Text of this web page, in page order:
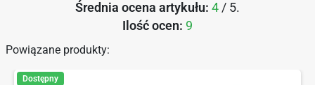
Średnia ocena artykułu: 4 / 5.
Ilość ocen: 9
Powiązane produkty:
Dostępny